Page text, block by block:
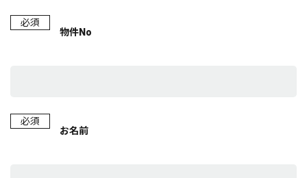
必須
物件No
必須
お名前